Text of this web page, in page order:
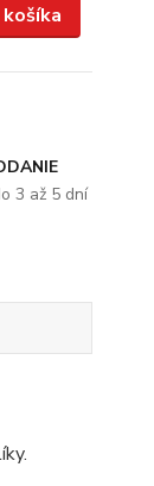
3 až 5 dní